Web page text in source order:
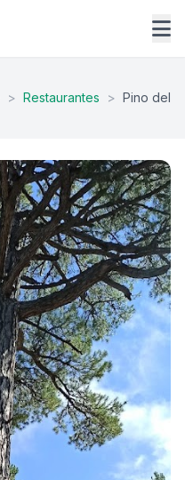
> Restaurantes > Pino del